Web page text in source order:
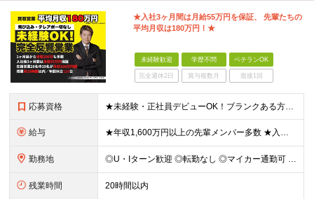
★入社3ヶ月間は月給55万円を保証、 先輩たちの
平均月収は180万円！★
未経験歓迎 学歴不問 ベテランOK
完全週休2日 賞与複数月 面接1回
応募資格 ★未経験・正社員デビューOK！ブランクある方も歓迎！ ■普通自動車免許をお持ちの方（AT限定可） ■学歴不問 ▽当てはまる方は特に歓迎！ ◎何かしらの営業経験をお持ちの方 ◎接客や販売職の経験をお持
給与 ★年収1,600万円以上の先輩メンバー多数 ★入社3ヶ月間は月給55万円保証＆平均月収180万円 ★入社1ヶ月目で月収200万円以上稼ぐメンバーも多数 ★社用車貸与／車両経費、ガソリン代、駐車場代全額
勤務地 ◎U・Iターン歓迎 ◎転勤なし ◎マイカー通勤可 ◎社用車貸与 ◎直行直帰可 ◎営業所以外の地域（全国）からの応募OK ■札幌営業所 北海道札幌市中央区南2条西7-1-5 ■仙台営業所 宮城県仙台
残業時間 20時間以内